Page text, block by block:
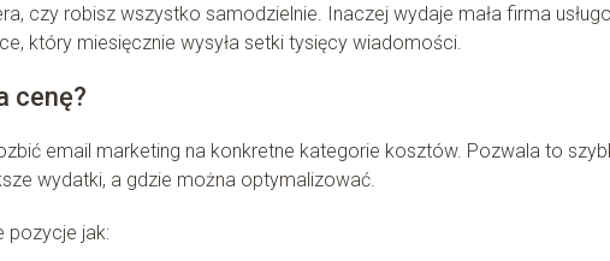
czy robisz wszystko samodzielnie. Inaczej wydaje mała firma
który miesięcznie wysyła setki tysięcy wiadomości.
cenę?
email marketing na konkretne kategorie kosztów. Pozwala to
wydatki, a gdzie można optymalizować.
pozycje jak: